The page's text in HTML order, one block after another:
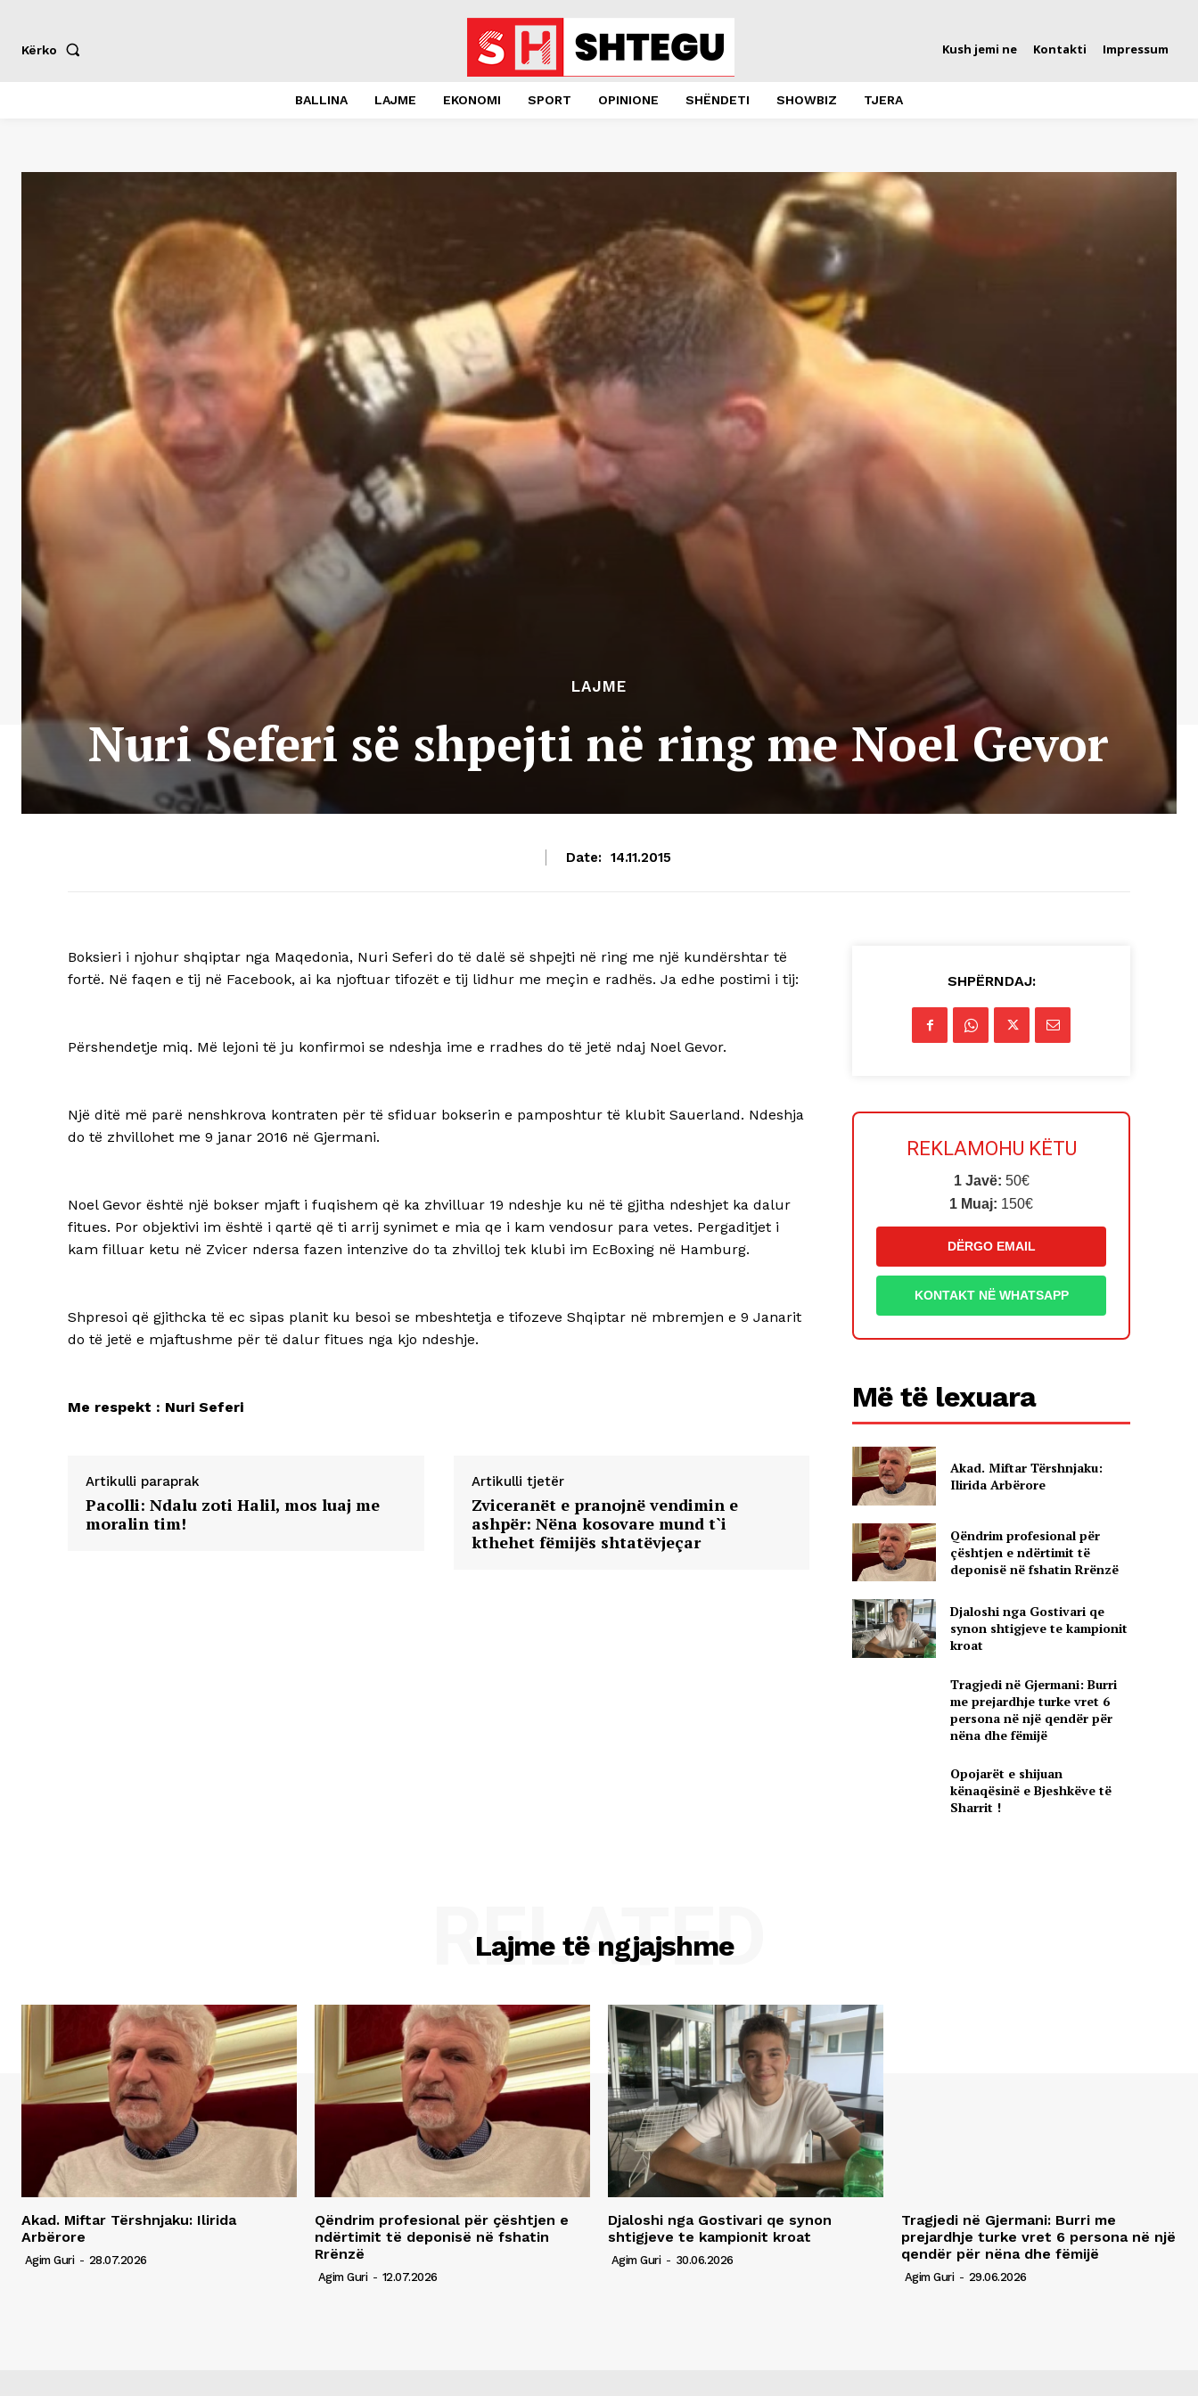
Kërko Kush jemi ne Kontakti Impressum
BALLINA LAJME EKONOMI SPORT OPINIONE SHËNDETI SHOWBIZ TJERA
LAJME
Nuri Seferi së shpejti në ring me Noel Gevor
Date: 14.11.2015
Boksieri i njohur shqiptar nga Maqedonia, Nuri Seferi do të dalë së shpejti në ring me një kundërshtar të
fortë. Në faqen e tij në Facebook, ai ka njoftuar tifozët e tij lidhur me meçin e radhës. Ja edhe postimi i tij:
Përshendetje miq. Më lejoni të ju konfirmoi se ndeshja ime e rradhes do të jetë ndaj Noel Gevor.
Një ditë më parë nenshkrova kontraten për të sfiduar bokserin e pamposhtur të klubit Sauerland. Ndeshja
do të zhvillohet me 9 janar 2016 në Gjermani.
Noel Gevor është një bokser mjaft i fuqishem që ka zhvilluar 19 ndeshje ku në të gjitha ndeshjet ka dalur
fitues. Por objektivi im është i qartë që ti arrij synimet e mia qe i kam vendosur para vetes. Pergaditjet i
kam filluar ketu në Zvicer ndersa fazen intenzive do ta zhvilloj tek klubi im EcBoxing në Hamburg.
Shpresoi që gjithcka të ec sipas planit ku besoi se mbeshtetja e tifozeve Shqiptar në mbremjen e 9 Janarit
do të jetë e mjaftushme për të dalur fitues nga kjo ndeshje.
Me respekt : Nuri Seferi
Artikulli paraprak
Pacolli: Ndalu zoti Halil, mos luaj me
moralin tim!
Artikulli tjetër
Zviceranët e pranojnë vendimin e
ashpër: Nëna kosovare mund t`i
kthehet fëmijës shtatëvjeçar
SHPËRNDAJ:
REKLAMOHU KËTU
1 Javë: 50€
1 Muaj: 150€
DËRGO EMAIL
KONTAKT NË WHATSAPP
Më të lexuara
Akad. Miftar Tërshnjaku:
Ilirida Arbërore
Qëndrim profesional për
çështjen e ndërtimit të
deponisë në fshatin Rrënzë
Djaloshi nga Gostivari qe
synon shtigjeve te kampionit
kroat
Tragjedi në Gjermani: Burri
me prejardhje turke vret 6
persona në një qendër për
nëna dhe fëmijë
Opojarët e shijuan
kënaqësinë e Bjeshkëve të
Sharrit !
Lajme të ngjajshme
RELATED
Akad. Miftar Tërshnjaku: Ilirida
Arbërore
Agim Guri - 28.07.2026
Qëndrim profesional për çështjen e
ndërtimit të deponisë në fshatin
Rrënzë
Agim Guri - 12.07.2026
Djaloshi nga Gostivari qe synon
shtigjeve te kampionit kroat
Agim Guri - 30.06.2026
Tragjedi në Gjermani: Burri me
prejardhje turke vret 6 persona në një
qendër për nëna dhe fëmijë
Agim Guri - 29.06.2026